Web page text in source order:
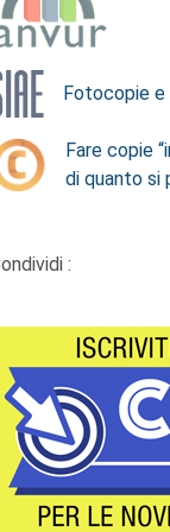
Fotocopie e
Fare copie
di quanto si
: